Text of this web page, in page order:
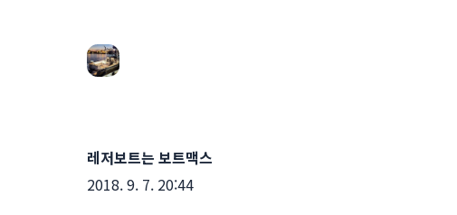
레저보트는 보트맥스
2018. 9. 7. 20:44